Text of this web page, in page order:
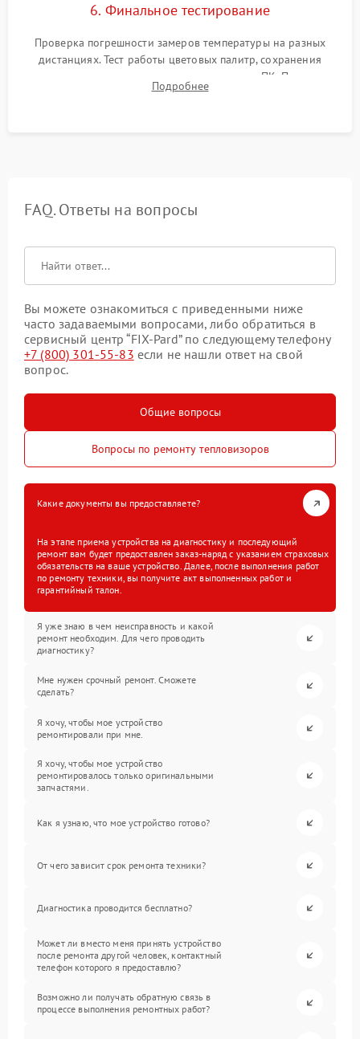
6. Финальное тестирование
Проверка погрешности замеров температуры на разных
дистанциях. Тест работы цветовых палитр, сохранения
термограмм в память и передачи данных на ПК. Проверка
автономности работы и итоговый контроль качества.
Подробнее
FAQ. Ответы на вопросы
Вы можете ознакомиться с приведенными ниже
часто задаваемыми вопросами, либо обратиться в
сервисный центр “FIX-Pard” по следующему телефону
+7 (800) 301-55-83 если не нашли ответ на свой
вопрос.
Общие вопросы
Вопросы по ремонту тепловизоров
Какие документы вы предоставляете?
На этапе приема устройства на диагностику и последующий
ремонт вам будет предоставлен заказ-наряд с указанием страховых
обязательств на ваше устройство. Далее, после выполнения работ
по ремонту техники, вы получите акт выполненных работ и
гарантийный талон.
Я уже знаю в чем неисправность и какой
ремонт необходим. Для чего проводить
диагностику?
Мне нужен срочный ремонт. Сможете
сделать?
Я хочу, чтобы мое устройство
ремонтировали при мне.
Я хочу, чтобы мое устройство
ремонтировалось только оригинальными
запчастями.
Как я узнаю, что мое устройство готово?
От чего зависит срок ремонта техники?
Диагностика проводится бесплатно?
Может ли вместо меня принять устройство
после ремонта другой человек, контактный
телефон которого я предоставлю?
Возможно ли получать обратную связь в
процессе выполнения ремонтных работ?